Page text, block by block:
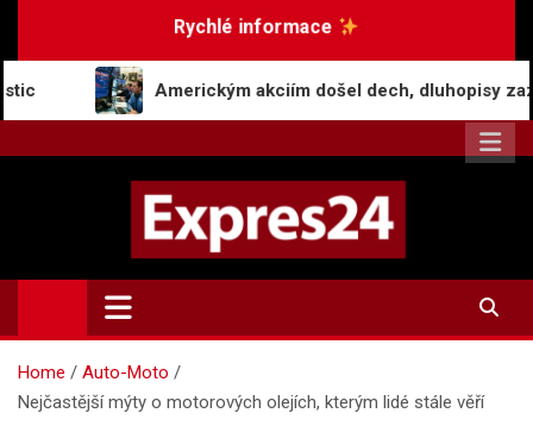
Rychlé informace
Americkým akciím došel dech, dluhopisy zaznamenaly
Expres24.cz
Rychlé zprávy po celý den
Home
Auto-Moto
Nejčastější mýty o motorových olejích, kterým lidé stále věří